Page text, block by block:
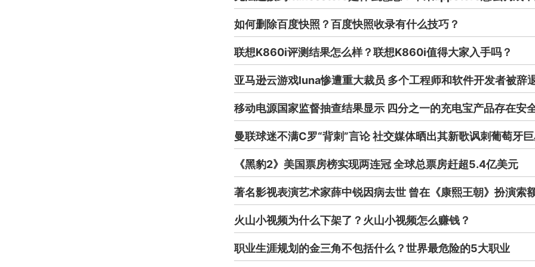
如何删除百度快照？百度快照收录有什么技巧？
联想K860i评测结果怎么样？联想K860i值得大家入手吗？
亚马逊云游戏luna惨遭重大裁员 多个工程师和软件开发者被辞
移动电源国家监督抽查结果显示 四分之一的充电宝产品存在安
曼联球迷不满C罗“背刺”言论 社交媒体晒出其新歌讽刺葡萄牙
《黑豹2》美国票房榜实现两连冠 全球总票房赶超5.4亿美元
著名影视表演艺术家薛中锐因病去世 曾在《康熙王朝》扮演索
火山小视频为什么下架了？火山小视频怎么赚钱？
职业生涯规划的金三角不包括什么？世界最危险的5大职业